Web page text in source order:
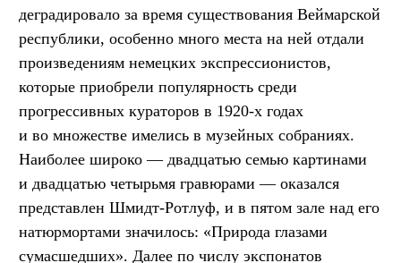
деградировало за время существования Веймарской
республики, особенно много места на ней отдали
произведениям немецких экспрессионистов,
которые приобрели популярность среди
прогрессивных кураторов в 1920-х годах
и во множестве имелись в музейных собраниях.
Наиболее широко — двадцатью семью картинами
и двадцатью четырьмя гравюрами — оказался
представлен Шмидт-Ротлуф, и в пятом зале над его
натюрмортами значилось: «Природа глазами
сумасшедших». Далее по числу экспонатов